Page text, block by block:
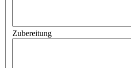
Zubereitung